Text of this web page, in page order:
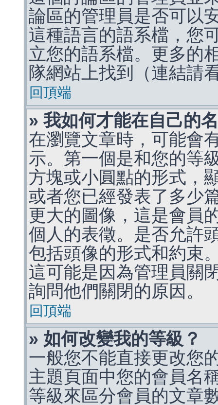
論區的管理員是否可以
這種語言的語系檔，您
立您的語系檔。更多的
隊網站上找到（連結請
回頂端
» 我如何才能在自己的
在瀏覽文章時，可能會
示。第一個是和您的等
方塊或小圓點的形式，
或者您已經發表了多少
更大的圖像，這是會員
個人的表徵。是否允許
包括頭像的形式和約束
這可能是因為管理員關
詢問他們關閉的原因。
回頂端
» 如何改變我的等級？
一般您不能直接更改您
主題頁面中您的會員名
等級來區分會員的文章